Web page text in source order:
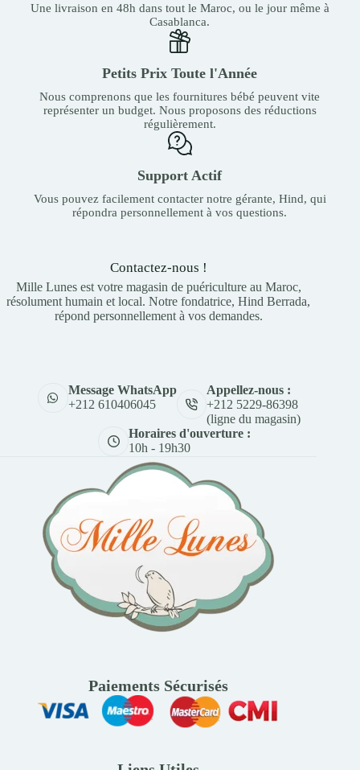
Une livraison en 48h dans tout le Maroc, ou le jour même à
Casablanca.
Petits Prix Toute l'Année
Nous comprenons que les fournitures bébé peuvent vite
représenter un budget. Nous proposons des réductions
régulièrement.
Support Actif
Vous pouvez facilement contacter notre gérante, Hind, qui
répondra personnellement à vos questions.
Contactez-nous !
Mille Lunes est votre magasin de puériculture au Maroc,
résolument humain et local. Notre fondatrice, Hind Berrada,
répond personnellement à vos demandes.
Message WhatsApp
+212 610406045
Appellez-nous :
+212 5229-86398
(ligne du magasin)
Horaires d'ouverture :
10h - 19h30
Paiements Sécurisés